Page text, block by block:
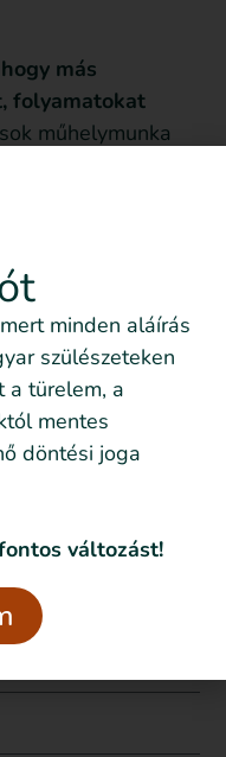
más
folyamatokat
műhelymunka
nem veszem fel a
minden aláírás
szülészeteken
a türelem, a
mentes
döntési joga
változást!